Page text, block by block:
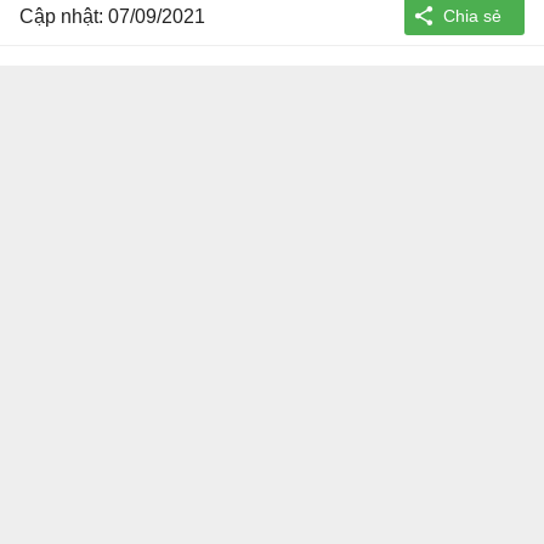
Cập nhật: 07/09/2021